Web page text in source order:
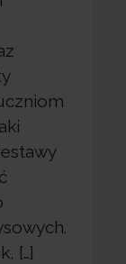
[…]